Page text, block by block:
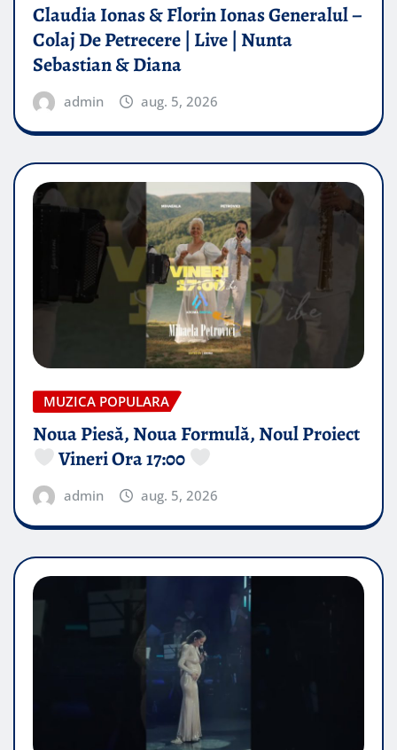
Claudia Ionas & Florin Ionas Generalul –
Colaj De Petrecere | Live | Nunta
Sebastian & Diana
admin aug. 5, 2026
MUZICA POPULARA
Noua Piesă, Noua Formulă, Noul Proiect
Vineri Ora 17:00
admin aug. 5, 2026